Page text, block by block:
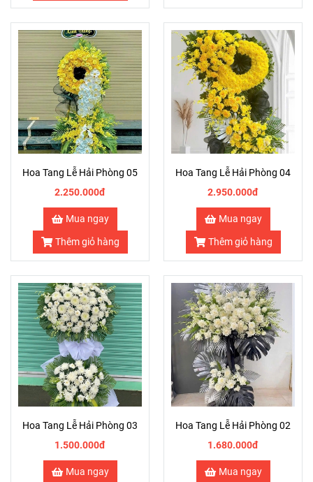
Hoa Tang Lễ Hải Phòng 05
2.250.000đ
Mua ngay
Thêm giỏ hàng
Hoa Tang Lễ Hải Phòng 04
2.950.000đ
Mua ngay
Thêm giỏ hàng
Hoa Tang Lễ Hải Phòng 03
1.500.000đ
Mua ngay
Hoa Tang Lễ Hải Phòng 02
1.680.000đ
Mua ngay